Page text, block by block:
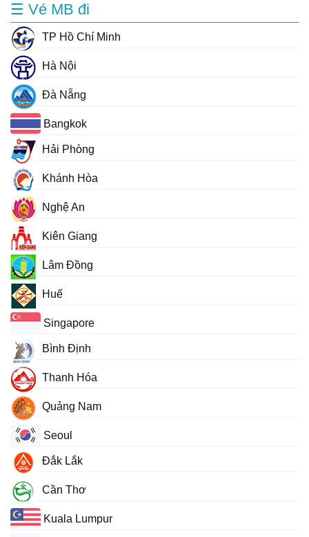
☰ Vé MB đi
TP Hồ Chí Minh
Hà Nội
Đà Nẵng
Bangkok
Hải Phòng
Khánh Hòa
Nghệ An
Kiên Giang
Lâm Đồng
Huế
Singapore
Bình Định
Thanh Hóa
Quảng Nam
Seoul
Đắk Lắk
Cần Thơ
Kuala Lumpur